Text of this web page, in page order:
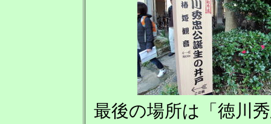
最後の場所は「徳川